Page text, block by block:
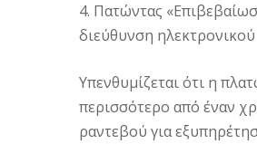
4. Πατώντας
διεύθυνση
Υπενθυμίζεται ότι η
περισσότερο από έναν
ραντεβού για